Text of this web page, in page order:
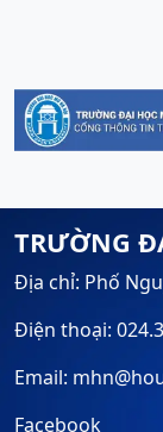
TRƯỜNG
Địa chỉ: Phố
Điện thoại:
Email:
Facebook